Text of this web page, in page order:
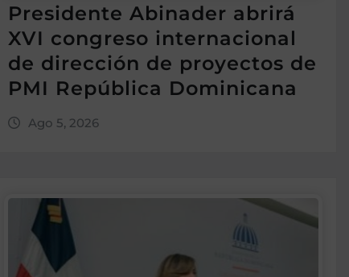
Presidente Abinader abrirá
XVI congreso internacional
de dirección de proyectos de
PMI República Dominicana
Ago 5, 2026